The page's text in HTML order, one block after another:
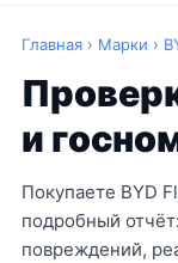
Главная › Марки ›
и
Покупаете BYD
подробный
повреждений,